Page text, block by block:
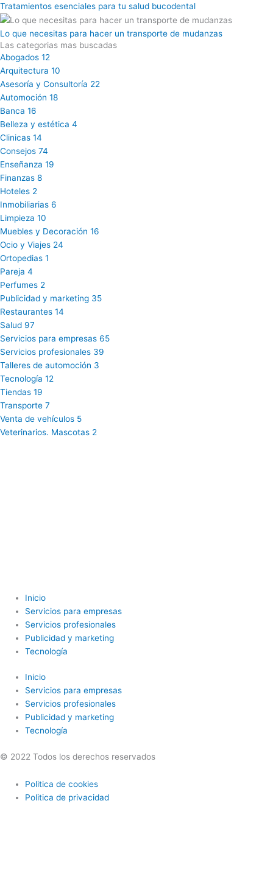
Tratamientos esenciales para tu salud bucodental
Lo que necesitas para hacer un transporte de mudanzas
Las categorias mas buscadas
Abogados 12
Arquitectura 10
Asesoría y Consultoría 22
Automoción 18
Banca 16
Belleza y estética 4
Clinicas 14
Consejos 74
Enseñanza 19
Finanzas 8
Hoteles 2
Inmobiliarias 6
Limpieza 10
Muebles y Decoración 16
Ocio y Viajes 24
Ortopedias 1
Pareja 4
Perfumes 2
Publicidad y marketing 35
Restaurantes 14
Salud 97
Servicios para empresas 65
Servicios profesionales 39
Talleres de automoción 3
Tecnología 12
Tiendas 19
Transporte 7
Venta de vehículos 5
Veterinarios. Mascotas 2
Inicio
Servicios para empresas
Servicios profesionales
Publicidad y marketing
Tecnología
Inicio
Servicios para empresas
Servicios profesionales
Publicidad y marketing
Tecnología
© 2022 Todos los derechos reservados
Politica de cookies
Politica de privacidad